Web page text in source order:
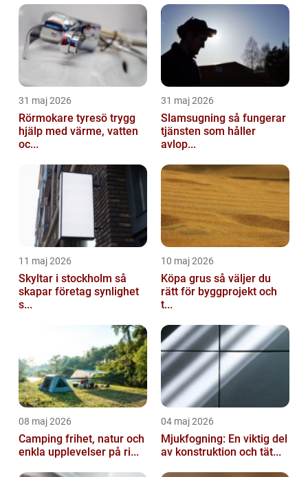
31 maj 2026
Rörmokare tyresö trygg
hjälp med värme, vatten
oc...
31 maj 2026
Slamsugning så fungerar
tjänsten som håller
avlop...
11 maj 2026
Skyltar i stockholm så
skapar företag synlighet
s...
10 maj 2026
Köpa grus så väljer du
rätt för byggprojekt och
t...
08 maj 2026
Camping frihet, natur och
enkla upplevelser på ri...
04 maj 2026
Mjukfogning: En viktig del
av konstruktion och tät...